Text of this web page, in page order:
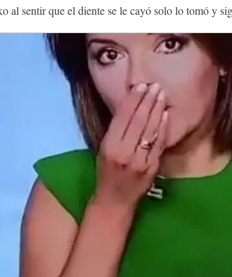
al sentir que el diente se le cayó solo lo tomó y